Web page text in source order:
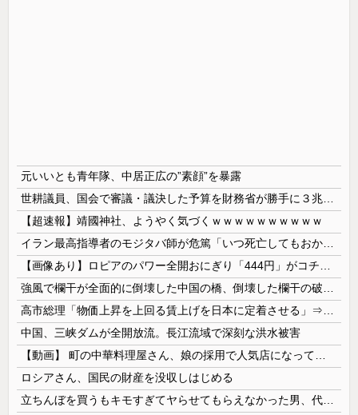
元いいとも青年隊、中居正広の”素顔”を暴露
【超速報】靖國神社、ようやく気づくｗｗｗｗｗｗｗｗｗｗ
中国、三峡ダムが全開放流。長江流域で深刻な洪水被害
ロシアさん、国民の財産を没収しはじめる